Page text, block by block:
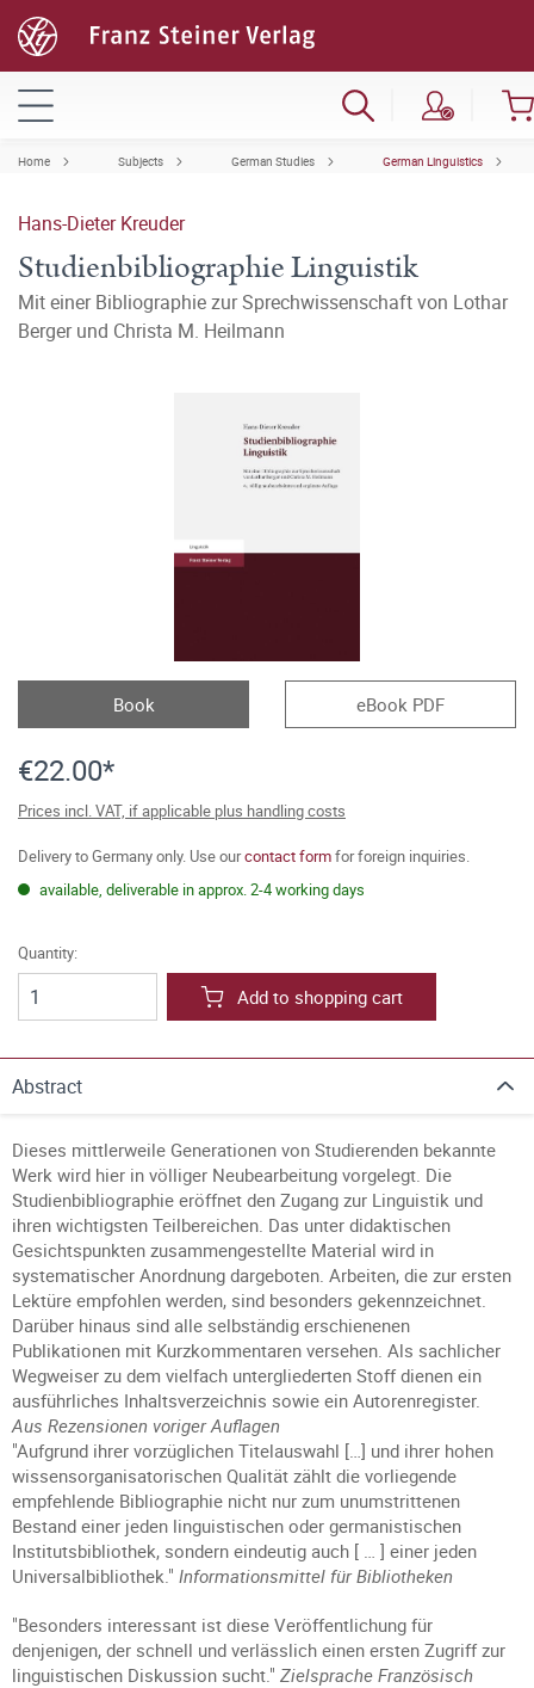
Home Subjects German Studies German Linguistics
Hans-Dieter Kreuder
Studienbibliographie Linguistik
Mit einer Bibliographie zur Sprechwissenschaft von Lothar
Berger und Christa M. Heilmann
Book eBook PDF
€22.00*
Prices incl. VAT, if applicable plus handling costs
Delivery to Germany only. Use ourcontact formfor foreign inquiries.
available, deliverable in approx. 2-4 working days
Quantity:
Add to shopping cart
Abstract
Dieses mittlerweile Generationen von Studierenden bekannte
Werk wird hier in völliger Neubearbeitung vorgelegt. Die
Studienbibliographie eröffnet den Zugang zur Linguistik und
ihren wichtigsten Teilbereichen. Das unter didaktischen
Gesichtspunkten zusammengestellte Material wird in
systematischer Anordnung dargeboten. Arbeiten, die zur ersten
Lektüre empfohlen werden, sind besonders gekennzeichnet.
Darüber hinaus sind alle selbständig erschienenen
Publikationen mit Kurzkommentaren versehen. Als sachlicher
Wegweiser zu dem vielfach untergliederten Stoff dienen ein
ausführliches Inhaltsverzeichnis sowie ein Autorenregister.
Aus Rezensionen voriger Auflagen
"Aufgrund ihrer vorzüglichen Titelauswahl […] und ihrer hohen
wissensorganisatorischen Qualität zählt die vorliegende
empfehlende Bibliographie nicht nur zum unumstrittenen
Bestand einer jeden linguistischen oder germanistischen
Institutsbibliothek, sondern eindeutig auch [ … ] einer jeden
Universalbibliothek." Informationsmittel für Bibliotheken
"Besonders interessant ist diese Veröffentlichung für
denjenigen, der schnell und verlässlich einen ersten Zugriff zur
linguistischen Diskussion sucht." Zielsprache Französisch